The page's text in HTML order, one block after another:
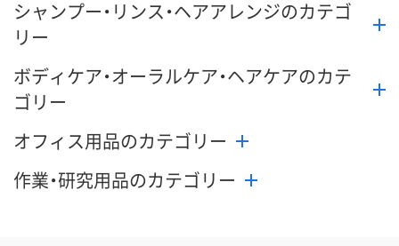
シャンプー・リンス・ヘアアレンジのカテゴ
リー
ボディケア・オーラルケア・ヘアケアのカテ
ゴリー
オフィス用品のカテゴリー
作業・研究用品のカテゴリー